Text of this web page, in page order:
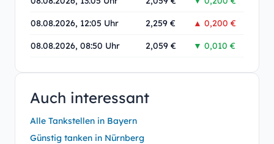
08.08.2026, 12:05 Uhr 2,259 € ▲ 0,200 €
08.08.2026, 08:50 Uhr 2,059 € ▼ 0,010 €
Auch interessant
Alle Tankstellen in Bayern
Günstig tanken in Nürnberg